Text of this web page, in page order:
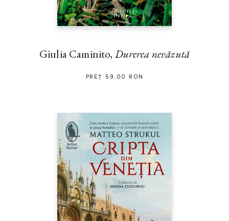
Giulia Caminito, Durerea nevăzută
PREȚ 59.00 RON